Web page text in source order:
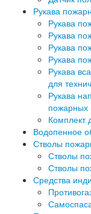
Рукава
Рукава
Рукава
Рукава
Рукава
Рукава
для
Рукава
Комплект
Водопенное
Стволы
Стволы
Стволы
Средства